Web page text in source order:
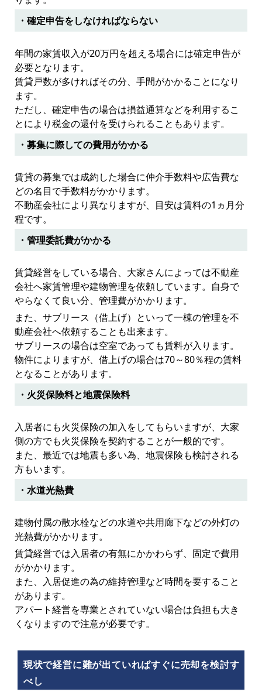
・確定申告をしなければならない
年間の家賃収入が20万円を超える場合には確定申告が
必要となります。
賃貸戸数が多ければその分、手間がかかることになり
ます。
ただし、確定申告の場合は損益通算などを利用するこ
とにより税金の還付を受けられることもあります。
・募集に際しての費用がかかる
賃貸の募集では成約した場合に仲介手数料や広告費な
どの名目で手数料がかかります。
不動産会社により異なりますが、目安は賃料の1ヵ月分
程です。
・管理委託費がかかる
賃貸経営をしている場合、大家さんによっては不動産
会社へ家賃管理や建物管理を依頼しています。自身で
やらなくて良い分、管理費がかかります。
また、サブリース（借上げ）といって一棟の管理を不
動産会社へ依頼することも出来ます。
サブリースの場合は空室であっても賃料が入ります。
物件によりますが、借上げの場合は70～80％程の賃料
となることがあります。
・火災保険料と地震保険料
入居者にも火災保険の加入をしてもらいますが、大家
側の方でも火災保険を契約することが一般的です。
また、最近では地震も多い為、地震保険も検討される
方もいます。
・水道光熱費
建物付属の散水栓などの水道や共用廊下などの外灯の
光熱費がかかります。
賃貸経営では入居者の有無にかかわらず、固定で費用
がかかります。
また、入居促進の為の維持管理など時間を要すること
があります。
アパート経営を専業とされていない場合は負担も大き
くなりますので注意が必要です。
現状で経営に難が出ていればすぐに売却を検討す
べし